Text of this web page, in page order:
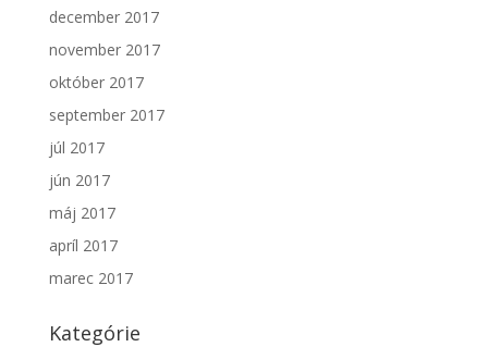
december 2017
november 2017
október 2017
september 2017
júl 2017
jún 2017
máj 2017
apríl 2017
marec 2017
Kategórie